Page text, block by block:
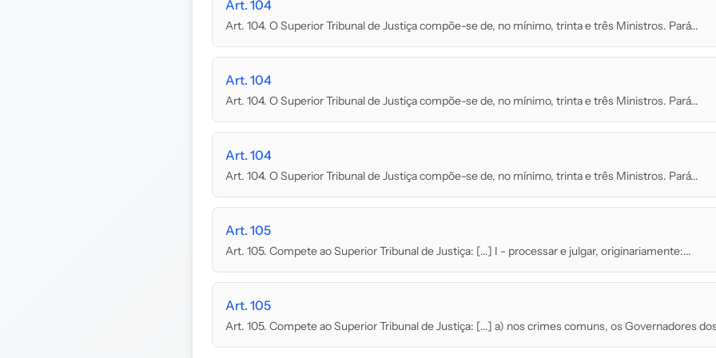
Art. 104
Art. 104. O Superior Tribunal de Justiça compõe-se de, no mínimo, trinta e três Ministros. Pará...
Art. 104
Art. 104. O Superior Tribunal de Justiça compõe-se de, no mínimo, trinta e três Ministros. Pará...
Art. 104
Art. 104. O Superior Tribunal de Justiça compõe-se de, no mínimo, trinta e três Ministros. Pará...
Art. 105
Art. 105. Compete ao Superior Tribunal de Justiça: [...] I - processar e julgar, originariamente:...
Art. 105
Art. 105. Compete ao Superior Tribunal de Justiça: [...] a) nos crimes comuns, os Governadores